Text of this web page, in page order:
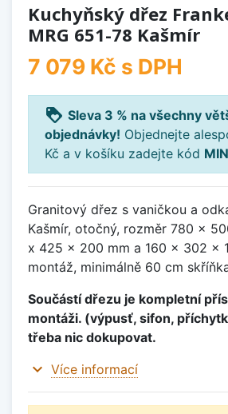
Kuchyňský dřez
MRG 651-78 Kašmír
7 079 Kč s DPH
loyalty Sleva 3 % na všechny
objednávky! Objednejte
Kč a v košíku zadejte kód
Granitový dřez s vaničkou a
Kašmír, otočný, rozměr 780 x
x 425 x 200 mm a 160 x 302 x
montáž, minimálně 60 cm
Součástí dřezu je kompletní
montáži. (výpusť, sifon,
třeba nic dokupovat.
expand_more Více informací